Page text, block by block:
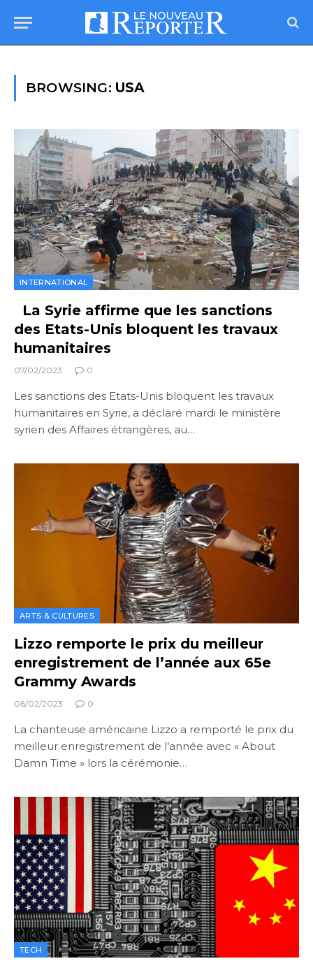
BROWSING: USA
INTERNATIONAL
La Syrie affirme que les sanctions
des Etats-Unis bloquent les travaux
humanitaires
07/02/2023 0
Les sanctions des Etats-Unis bloquent les travaux
humanitaires en Syrie, a déclaré mardi le ministère
syrien des Affaires étrangères, au…
ARTS & CULTURES
Lizzo remporte le prix du meilleur
enregistrement de l’année aux 65e
Grammy Awards
06/02/2023 0
La chanteuse américaine Lizzo a remporté le prix du
meilleur enregistrement de l’année avec « About
Damn Time » lors la cérémonie…
TECH